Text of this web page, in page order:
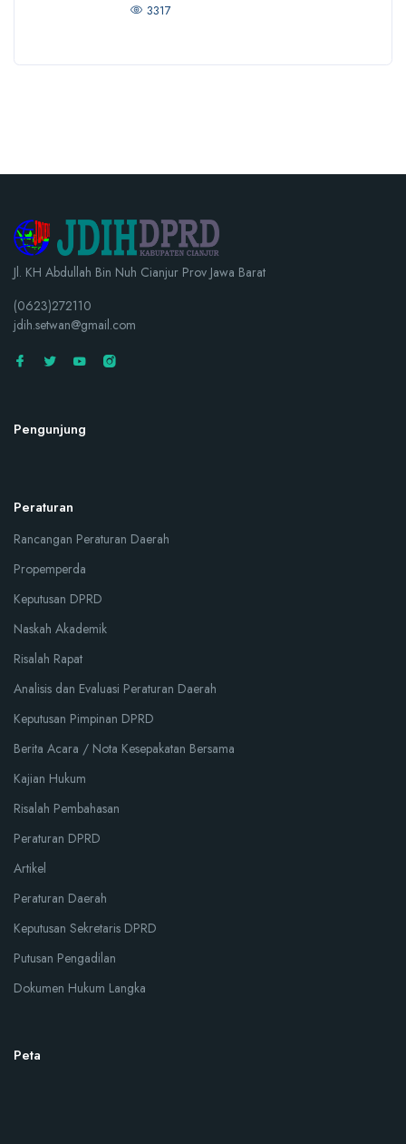
3317
Jl. KH Abdullah Bin Nuh Cianjur Prov Jawa Barat
(0623)272110
jdih.setwan@gmail.com
Pengunjung
Peraturan
Rancangan Peraturan Daerah
Propemperda
Keputusan DPRD
Naskah Akademik
Risalah Rapat
Analisis dan Evaluasi Peraturan Daerah
Keputusan Pimpinan DPRD
Berita Acara / Nota Kesepakatan Bersama
Kajian Hukum
Risalah Pembahasan
Peraturan DPRD
Artikel
Peraturan Daerah
Keputusan Sekretaris DPRD
Putusan Pengadilan
Dokumen Hukum Langka
Peta